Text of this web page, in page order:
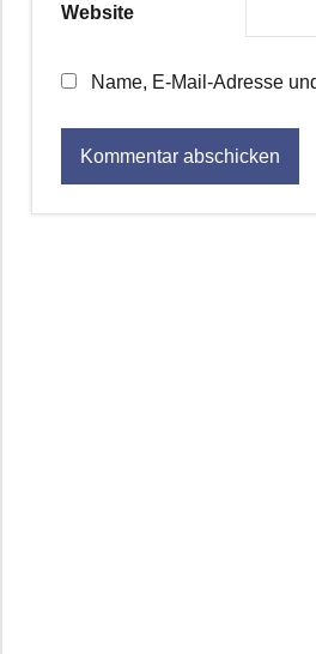
Website
Name, E-Mail-Adresse